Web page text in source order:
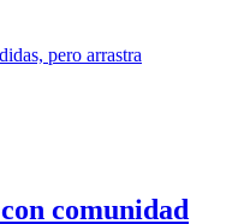
comunidad